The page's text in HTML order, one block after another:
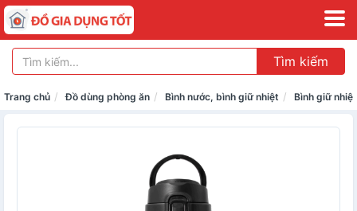
Tìm kiếm
Trang chủ Đồ dùng phòng ăn Bình nước, bình giữ nhiệt Bình giữ nhiệt